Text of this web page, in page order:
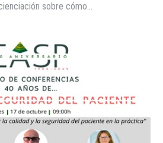
sobre cómo…